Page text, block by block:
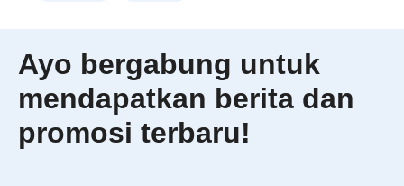
kategori Printer After Sales Service.
Ayo bergabung untuk
mendapatkan berita dan
promosi terbaru!